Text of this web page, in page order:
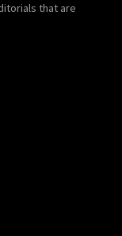
that are